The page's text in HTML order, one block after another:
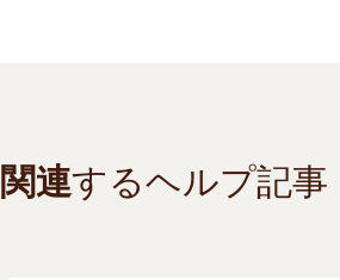
関連するヘルプ記事